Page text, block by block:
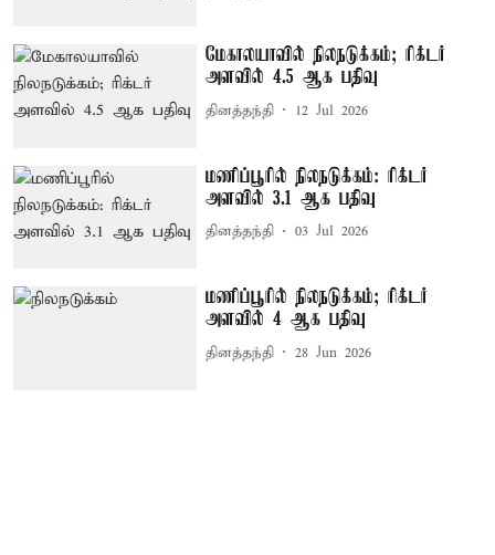
மேகாலயாவில் நிலநடுக்கம்; ரிக்டர்
அளவில் 4.5 ஆக பதிவு
தினத்தந்தி 12 Jul 2026
மணிப்பூரில் நிலநடுக்கம்: ரிக்டர்
அளவில் 3.1 ஆக பதிவு
தினத்தந்தி 03 Jul 2026
மணிப்பூரில் நிலநடுக்கம்; ரிக்டர்
அளவில் 4 ஆக பதிவு
தினத்தந்தி 28 Jun 2026